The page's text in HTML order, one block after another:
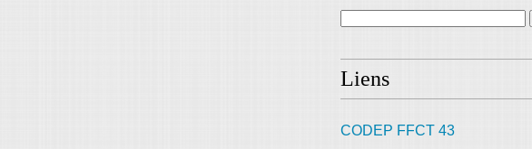
Liens
CODEP FFCT 43